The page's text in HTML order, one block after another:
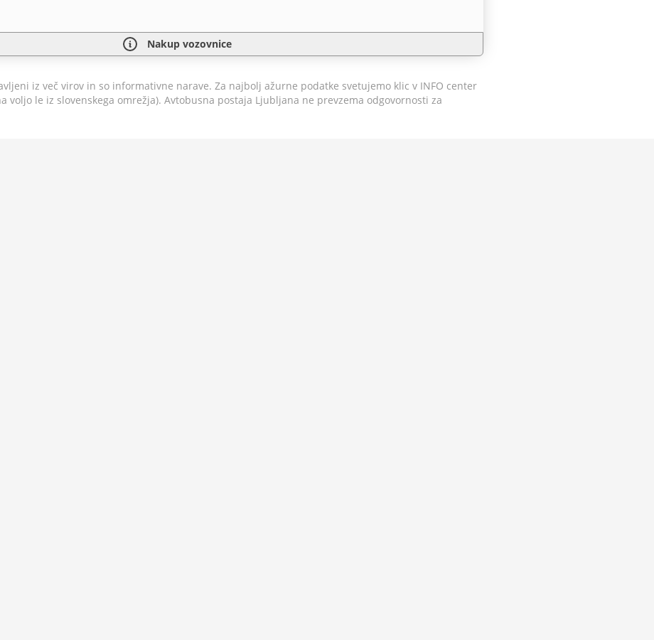
Nakup vozovnice
iz več virov in so informativne narave. Za najbolj ažurne podatke svetujemo klic v INFO center
voljo le iz slovenskega omrežja). Avtobusna postaja Ljubljana ne prevzema odgovornosti za